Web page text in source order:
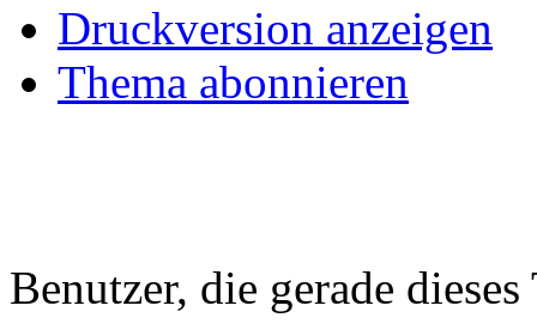
Druckversion anzeigen
Thema abonnieren
Benutzer, die gerade